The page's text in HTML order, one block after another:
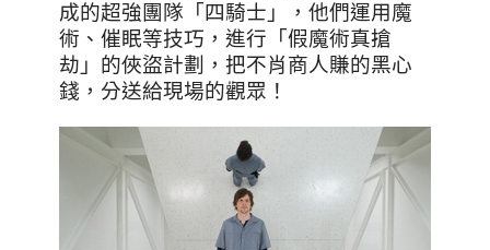
成的超強團隊「四騎士」，他們運用魔
術、催眠等技巧，進行「假魔術真搶
劫」的俠盜計劃，把不肖商人賺的黑心
錢，分送給現場的觀眾！